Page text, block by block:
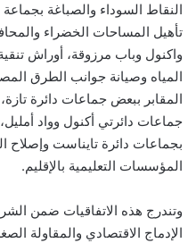
النقاط السوداء والصباغة
تأهيل المساحات الخضراء
واكنول وباب مرزوقة، أوراش
المياه وصيانة جوانب الطرق
المقابر ببعض جماعات دائرة
جماعات دائرتي أكنول وواد
بجماعات دائرة تايناست وإصلاح
المؤسسات التعليمية بالإقليم.
وتندرج هذه الاتفاقيات ضمن
الإدماج الاقتصادي والمقاولة